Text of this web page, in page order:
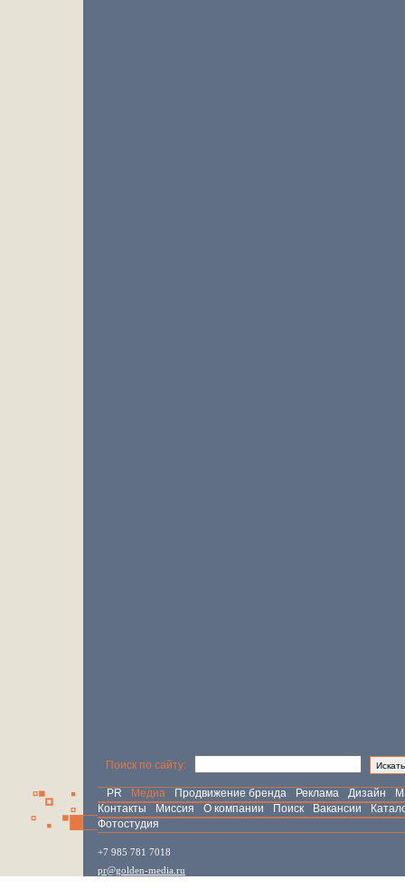
Поиск по сайту:
PR Медиа Продвижение бренда Реклама Дизайн
Контакты
Миссия О компании Поиск Вакансии
Фотостудия
+7 985 781 7018
pr@golden-media.ru